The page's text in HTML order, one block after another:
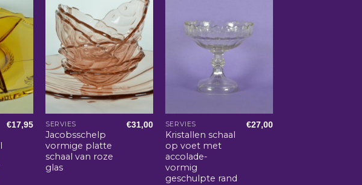
€17,95 SERVIES
Jacobsschelp
vormige platte
schaal van roze
glas
€31,00 SERVIES
Kristallen schaal
op voet met
accolade-
vormig
geschulpte rand
€27,00